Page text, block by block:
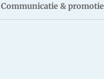
Communicatie & promotie